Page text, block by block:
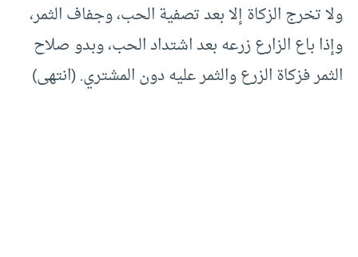
ولا تخرج الزكاة إلا بعد تصفية الحب، وجفاف الثمر،
وإذا باع الزارع زرعه بعد اشتداد الحب، وبدو صلاح
الثمر فزكاة الزرع والثمر عليه دون المشتري. (انتهى)